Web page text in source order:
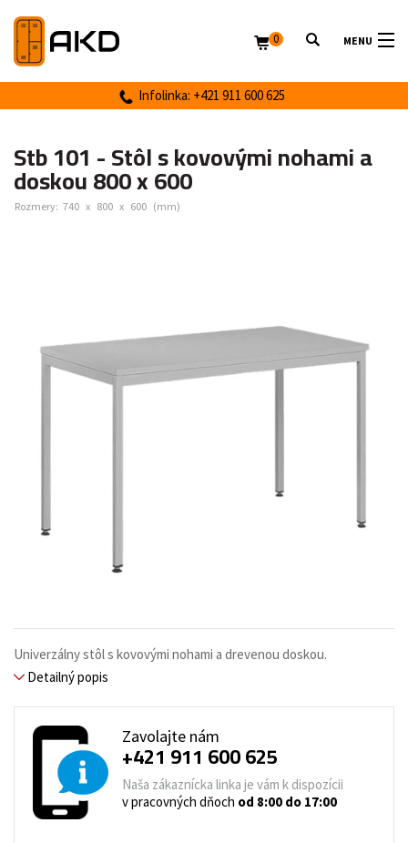
MENU
Infolinka: +421 911 600 625
0
Stb 101 - Stôl s kovovými nohami a
doskou 800 x 600
Rozmery: 740 x 800 x 600 (mm)
Univerzálny stôl s kovovými nohami a drevenou doskou.
Detailný popis
Zavolajte nám
+421 911 600 625
Naša zákaznícka linka je vám k dispozícii
v pracovných dňoch od 8:00 do 17:00